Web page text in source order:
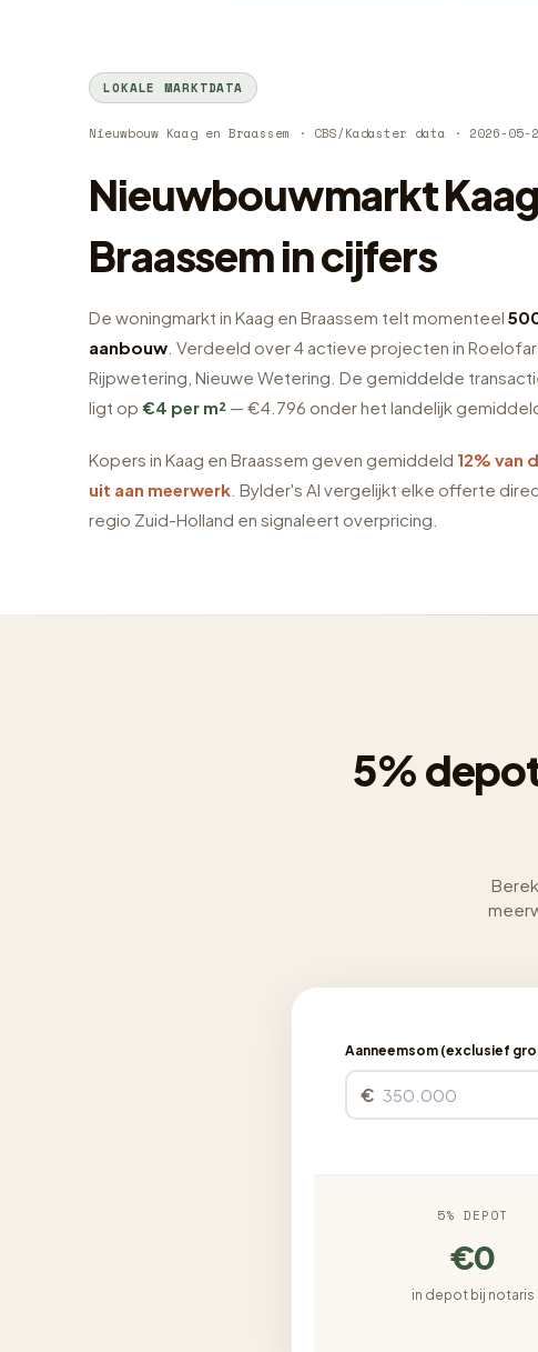
LOKALE MARKTDATA
Nieuwbouw Kaag en Braassem · CBS/Kadaster data · 2026-05-
Nieuwbouwmarkt
Braassem in cijfers
De woningmarkt in Kaag en Braassem telt momenteel
aanbouw . Verdeeld over 4 actieve projecten in
Rijpwetering, Nieuwe Wetering. De gemiddelde
ligt op €4 per m² — €4.796 onder het landelijk
Kopers in Kaag en Braassem geven gemiddeld 12% van
uit aan meerwerk . Bylder's AI vergelijkt elke offerte
regio Zuid-Holland en signaleert overpricing.
5%
Aanneemsom (exclusief
€
5% DEPOT
€0
in depot bij notaris